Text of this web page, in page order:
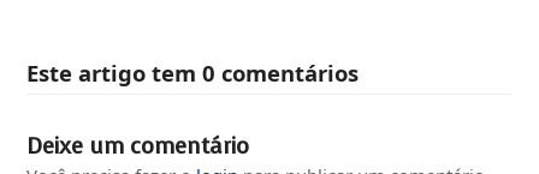
Este artigo tem 0 comentários
Deixe um comentário